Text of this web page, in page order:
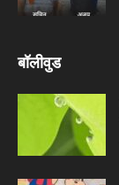
बॉलीवुड